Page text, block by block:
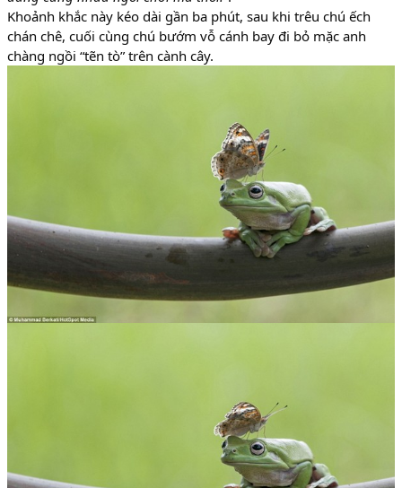
Khoảnh khắc này kéo dài gần ba phút, sau khi trêu chú ếch
chán chê, cuối cùng chú bướm vỗ cánh bay đi bỏ mặc anh
chàng ngồi “tẽn tò” trên cành cây.